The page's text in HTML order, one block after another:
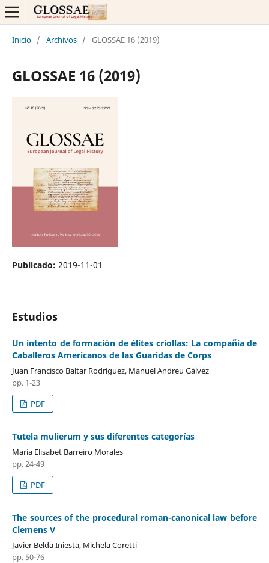
Inicio / Archivos / GLOSSAE 16 (2019)
GLOSSAE 16 (2019)
Publicado: 2019-11-01
Estudios
Un intento de formación de élites criollas: La compañía de
Caballeros Americanos de las Guaridas de Corps
Juan Francisco Baltar Rodríguez, Manuel Andreu Gálvez
pp. 1-23
PDF
Tutela mulierum y sus diferentes categorías
María Elisabet Barreiro Morales
pp. 24-49
PDF
The sources of the procedural roman-canonical law before
Clemens V
Javier Belda Iniesta, Michela Coretti
pp. 50-76